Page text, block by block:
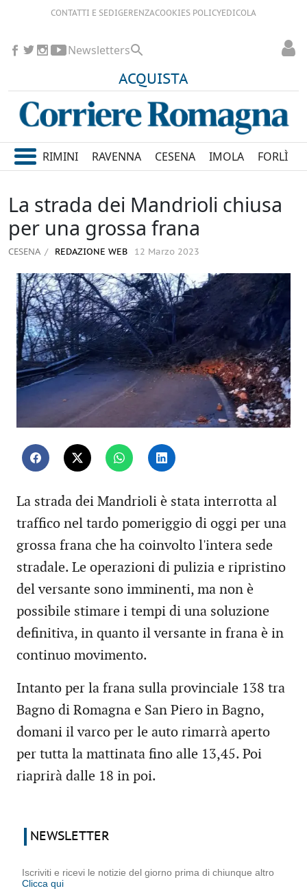
CONTATTI E SEDIGERENZACOOKIES POLICYEDICOLA
ACQUISTA
Newsletters
RIMINI RAVENNA CESENA IMOLA FORLÌ
La strada dei Mandrioli chiusa
per una grossa frana
CESENA REDAZIONE WEB 12 Marzo 2023
La strada dei Mandrioli è stata interrotta al
traffico nel tardo pomeriggio di oggi per una
grossa frana che ha coinvolto l'intera sede
stradale. Le operazioni di pulizia e ripristino
del versante sono imminenti, ma non è
possibile stimare i tempi di una soluzione
definitiva, in quanto il versante in frana è in
continuo movimento.
Intanto per la frana sulla provinciale 138 tra
Bagno di Romagna e San Piero in Bagno,
domani il varco per le auto rimarrà aperto
per tutta la mattinata fino alle 13,45. Poi
riaprirà dalle 18 in poi.
NEWSLETTER
Iscriviti e ricevi le notizie del giorno prima di chiunque altro
Clicca qui